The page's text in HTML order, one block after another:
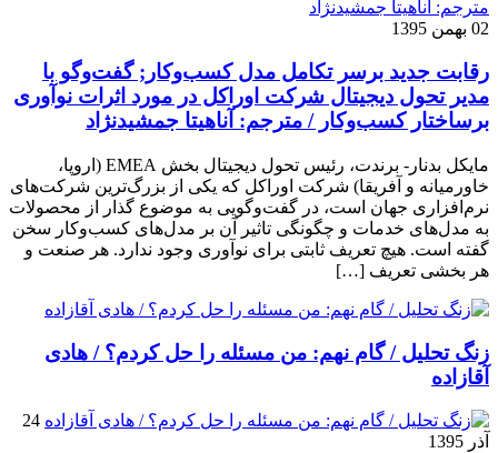
02 بهمن 1395
رقابت جدید برسر تکامل مدل کسب‌و‌کار; گفت‌وگو با
مدیر تحول دیجیتال شرکت اوراکل در مورد اثرات نوآوری
برساختار کسب‌وکار / مترجم: آناهیتا جمشیدنژاد
مایکل بدنار- برندت، رئیس تحول دیجیتال بخش EMEA (اروپا،
خاورمیانه و آفریقا) شرکت اوراکل که یکی از بزرگ‌ترین شرکت‌های
نرم‌افزاری جهان است، در گفت‌وگویی به موضوع گذار از محصولات
به مدل‌های خدمات و چگونگی تاثیر آن بر مدل‌های کسب‌و‌کار سخن
گفته است. هیچ تعریف ثابتی برای نوآوری وجود ندارد. هر صنعت و
هر بخشی تعریف […]
زنگ تحلیل / گام نهم: من مسئله را حل کردم؟ / هادی
آقازاده
24
آذر 1395